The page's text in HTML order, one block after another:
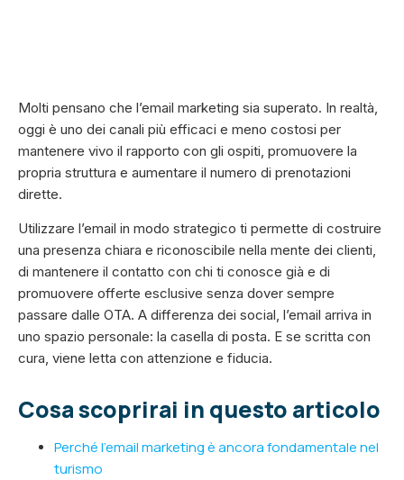
Molti pensano che l’email marketing sia superato. In realtà,
oggi è uno dei canali più efficaci e meno costosi per
mantenere vivo il rapporto con gli ospiti, promuovere la
propria struttura e aumentare il numero di prenotazioni
dirette.
Utilizzare l’email in modo strategico ti permette di costruire
una presenza chiara e riconoscibile nella mente dei clienti,
di mantenere il contatto con chi ti conosce già e di
promuovere offerte esclusive senza dover sempre
passare dalle OTA. A differenza dei social, l’email arriva in
uno spazio personale: la casella di posta. E se scritta con
cura, viene letta con attenzione e fiducia.
Cosa scoprirai in questo articolo
Perché l’email marketing è ancora fondamentale nel
turismo